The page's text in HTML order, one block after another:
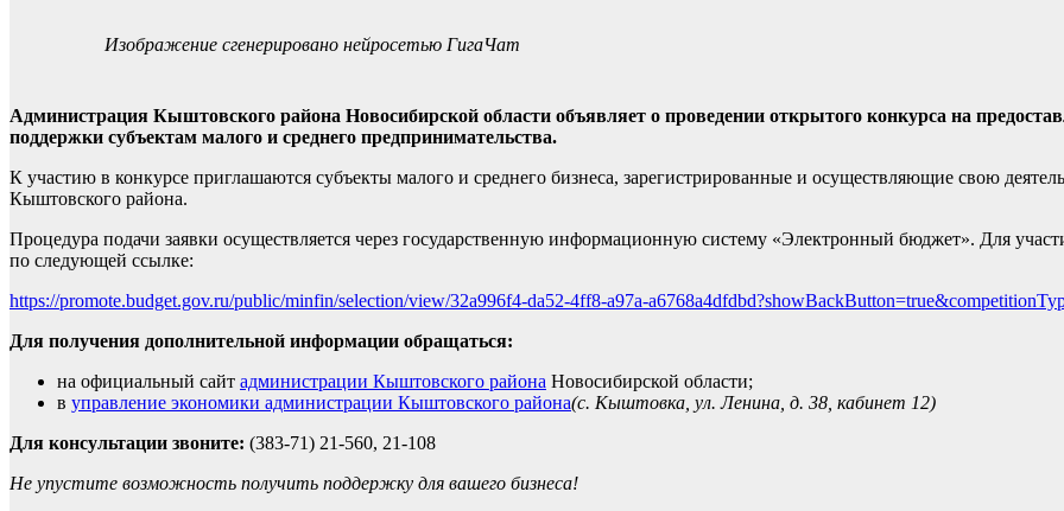
Изображение сгенерировано нейросетью ГигаЧат
Администрация Кыштовского района Новосибирской области объявляет о проведении открытого конкурса на
поддержки субъектам малого и среднего предпринимательства.
К участию в конкурсе приглашаются субъекты малого и среднего бизнеса, зарегистрированные и осуществляющие свою
Кыштовского района.
Процедура подачи заявки осуществляется через государственную информационную систему «Электронный бюджет». Для
по следующей ссылке:
https://promote.budget.gov.ru/public/minfin/selection/view/32a996f4-da52-4ff8-a97a-
Для получения дополнительной информации обращаться:
на официальный сайт администрации Кыштовского района Новосибирской области;
в управление экономики администрации Кыштовского района(с. Кыштовка, ул. Ленина, д. 38, кабинет 12)
Для консультации звоните: (383-71) 21-560, 21-108
Не упустите возможность получить поддержку для вашего бизнеса!